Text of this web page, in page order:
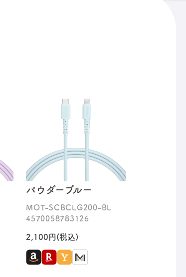
パウダーブルー
MOT-SCBCLG200-BL
4570058783126
2,100円(税込)